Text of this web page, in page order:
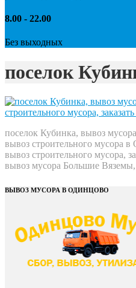
8.00 - 22.00
Без выходных
поселок
поселок Кубинка, вывоз
вывоз строительного мусора
вывоз строительного мусора,
вывоз мусора Большие
ВЫВОЗ МУСОРА В ОДИНЦОВО